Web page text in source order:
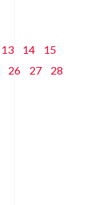
13 14
15
26 27
28